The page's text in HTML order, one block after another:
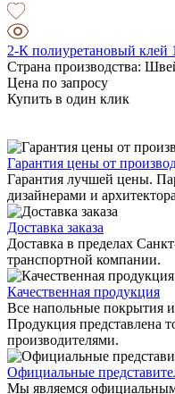
2-К полиуретановый клей
Страна производства:
Цена по запросу
Купить в один клик
Гарантия цены от
Гарантия лучшей цены.
дизайнерами и
Доставка заказа
Доставка в пределах
транспортной компании.
Качественная продукция
Все напольные покрытия
Продукция представлена
производителями.
Официальные
Мы являемся